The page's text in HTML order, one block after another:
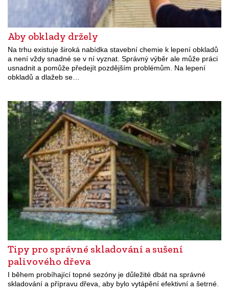
Aby obklady držely
Na trhu existuje široká nabídka stavební chemie k lepení obkladů
a není vždy snadné se v ní vyznat. Správný výběr ale může práci
usnadnit a pomůže předejít pozdějším problémům. Na lepení
obkladů a dlažeb se…
Tipy pro správné skladování a sušení
palivového dřeva
I během probíhající topné sezóny je důležité dbát na správné
skladování a přípravu dřeva, aby bylo vytápění efektivní a šetrné.